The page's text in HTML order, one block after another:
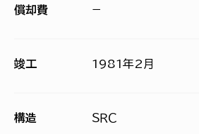
償却費 −
竣工 1981年2月
構造 ＳＲＣ